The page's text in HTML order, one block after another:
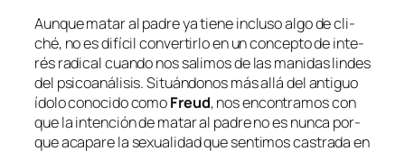
Aunque ma­tar al pa­dre ya tie­ne in­clu­so al­go de cli­
ché, no es di­fí­cil con­ver­tir­lo en un con­cep­to de in­te­
rés ra­di­cal cuan­do nos sa­li­mos de las ma­ni­das lin­des
del psi­co­aná­li­sis. Situándonos más allá del an­ti­guo
ído­lo co­no­ci­do co­moFreud, nos en­con­tra­mos con
que la in­ten­ción de ma­tar al pa­dre no es nun­ca por­
que aca­pa­re la se­xua­li­dad que sen­ti­mos cas­tra­da en